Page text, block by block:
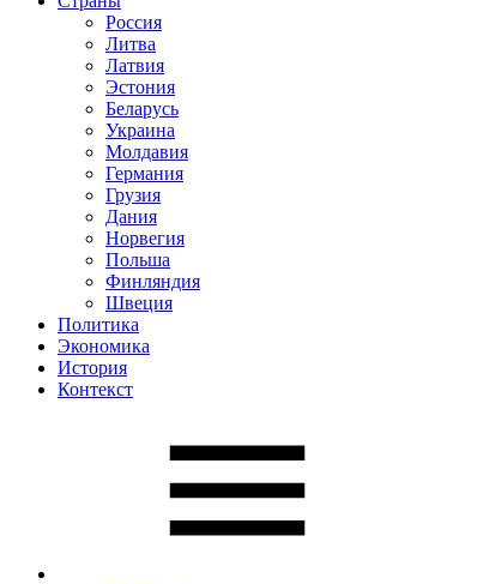
Россия
Литва
Латвия
Эстония
Беларусь
Украина
Молдавия
Германия
Грузия
Дания
Норвегия
Польша
Финляндия
Швеция
Политика
Экономика
История
Контекст